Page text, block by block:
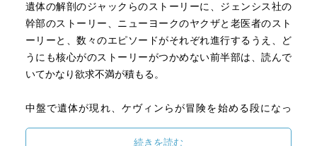
遺体の解剖のジャックらのストーリーに、ジェンシス社の
幹部のストーリー、ニューヨークのヤクザと老医者のスト
ーリーと、数々のエピソードがそれぞれ進行するうえ、ど
うにも核心がのストーリーがつかめない前半部は、読んで
いてかなり欲求不満が積もる。
中盤で遺体が現れ、ケヴィンらが冒険を始める段になっ
だが、全600ページ以上の分厚い本の中盤なので、なかなか
続きを読む